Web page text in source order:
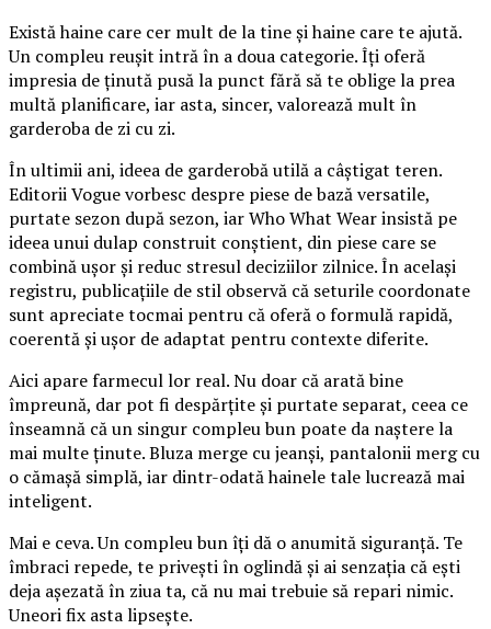
Există haine care cer mult de la tine și haine care te ajută.
Un compleu reușit intră în a doua categorie. Îți oferă
impresia de ținută pusă la punct fără să te oblige la prea
multă planificare, iar asta, sincer, valorează mult în
garderoba de zi cu zi.
În ultimii ani, ideea de garderobă utilă a câștigat teren.
Editorii Vogue vorbesc despre piese de bază versatile,
purtate sezon după sezon, iar Who What Wear insistă pe
ideea unui dulap construit conștient, din piese care se
combină ușor și reduc stresul deciziilor zilnice. În același
registru, publicațiile de stil observă că seturile coordonate
sunt apreciate tocmai pentru că oferă o formulă rapidă,
coerentă și ușor de adaptat pentru contexte diferite.
Aici apare farmecul lor real. Nu doar că arată bine
împreună, dar pot fi despărțite și purtate separat, ceea ce
înseamnă că un singur compleu bun poate da naștere la
mai multe ținute. Bluza merge cu jeanși, pantalonii merg cu
o cămașă simplă, iar dintr-odată hainele tale lucrează mai
inteligent.
Mai e ceva. Un compleu bun îți dă o anumită siguranță. Te
îmbraci repede, te privești în oglindă și ai senzația că ești
deja așezată în ziua ta, că nu mai trebuie să repari nimic.
Uneori fix asta lipsește.